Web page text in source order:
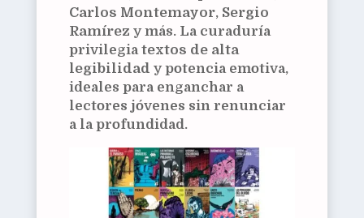
Carlos Montemayor, Sergio
Ramírez y más. La curaduría
privilegiatextos de alta
legibilidad y potencia emotiva,
ideales para enganchar a
lectores jóvenes sin renunciar
a la profundidad.